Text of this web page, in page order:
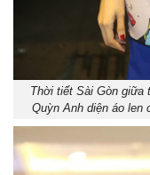
Thời tiết Sài Gòn giữa
Quỳn Anh diện áo len